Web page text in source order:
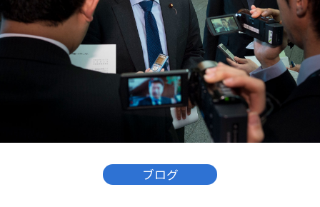
ブログ